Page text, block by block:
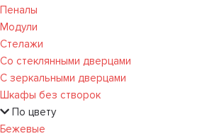
Пеналы
Модули
Стелажи
Со стеклянными дверцами
С зеркальными дверцами
Шкафы без створок
По цвету
Бежевые